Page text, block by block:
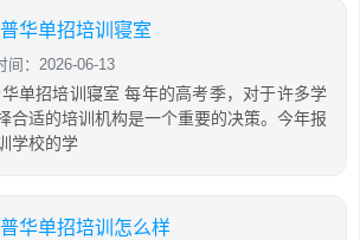
华单招培训寝室
间：2026-06-13
单招培训寝室 每年的高考季，对于许多学
合适的培训机构是一个重要的决策。今年报
学校的学
华单招培训怎么样